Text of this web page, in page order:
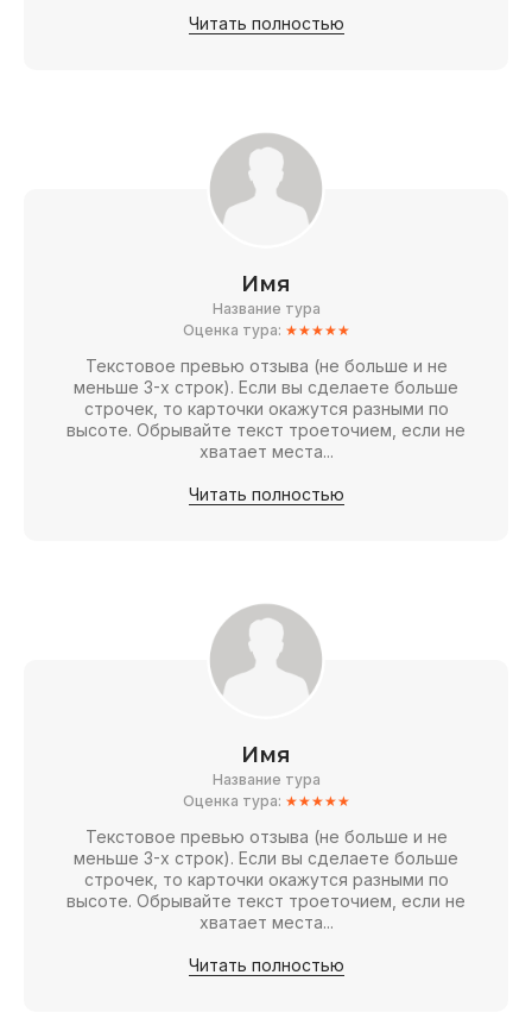
Читать полностью
Имя
Название тура
Оценка тура: ★★★★★
Текстовое превью отзыва (не больше и не
меньше 3-х строк). Если вы сделаете больше
строчек, то карточки окажутся разными по
высоте. Обрывайте текст троеточием, если не
хватает места...
Читать полностью
Имя
Название тура
Оценка тура: ★★★★★
Текстовое превью отзыва (не больше и не
меньше 3-х строк). Если вы сделаете больше
строчек, то карточки окажутся разными по
высоте. Обрывайте текст троеточием, если не
хватает места...
Читать полностью